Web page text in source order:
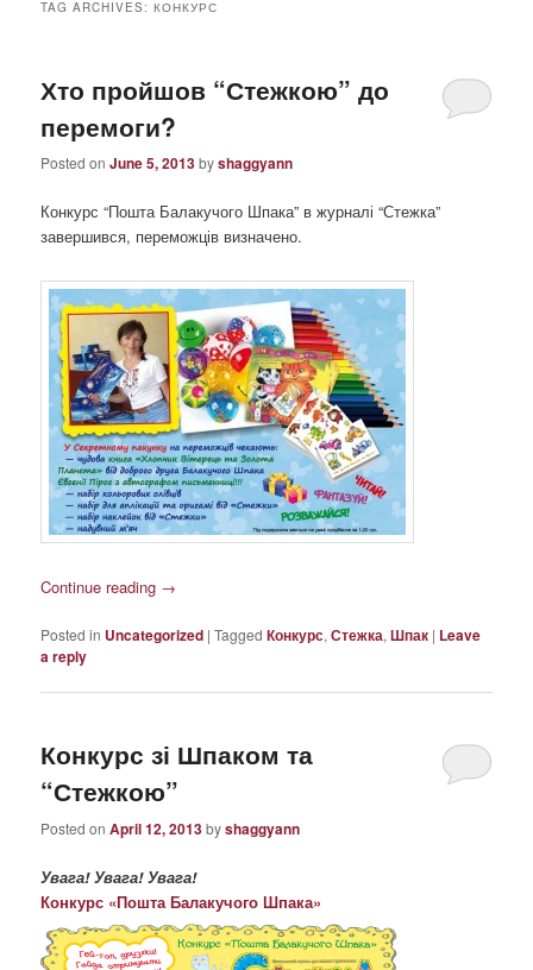
TAG ARCHIVES:КОНКУРС
Хто пройшов “Стежкою” до
перемоги?
Posted onJune 5, 2013byshaggyann
Конкурс “Пошта Балакучого Шпака” в журналі “Стежка”
завершився, переможців визначено.
Continue reading →
Posted in Uncategorized |Tagged Конкурс,Стежка,Шпак | Leave
a reply
Конкурс зі Шпаком та
“Стежкою”
Posted onApril 12, 2013byshaggyann
Увага! Увага! Увага!
Конкурс «Пошта Балакучого Шпака»